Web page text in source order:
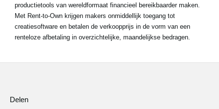
productietools van wereldformaat financieel bereikbaarder maken.
Met Rent-to-Own krijgen makers onmiddellijk toegang tot
creatiesoftware en betalen de verkoopprijs in de vorm van een
renteloze afbetaling in overzichtelijke, maandelijkse bedragen.
Delen